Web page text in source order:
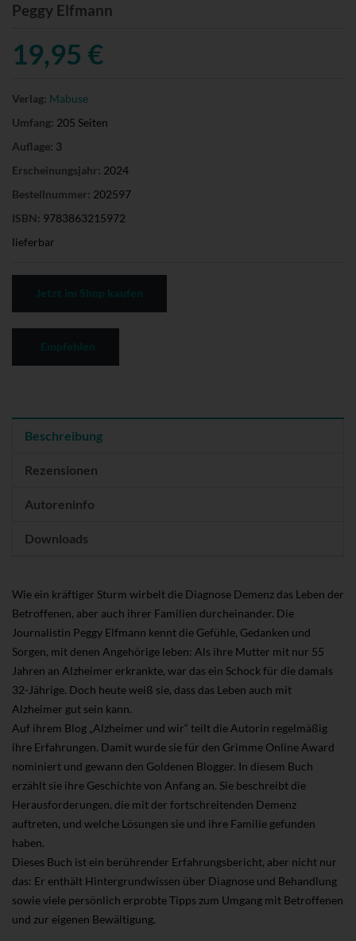
Peggy Elfmann
19,95 €
Verlag: Mabuse
Umfang: 205 Seiten
Auflage: 3
Erscheinungsjahr: 2024
Bestellnummer: 202597
ISBN: 9783863215972
lieferbar
Beschreibung
Rezensionen
Autoreninfo
Downloads
Wie ein kräftiger Sturm wirbelt die Diagnose Demenz das Leben der
Betroffenen, aber auch ihrer Familien durcheinander. Die
Journalistin Peggy Elfmann kennt die Gefühle, Gedanken und
Sorgen, mit denen Angehörige leben: Als ihre Mutter mit nur 55
Jahren an Alzheimer erkrankte, war das ein Schock für die damals
32-Jährige. Doch heute weiß sie, dass das Leben auch mit
Alzheimer gut sein kann.
Auf ihrem Blog „Alzheimer und wir“ teilt die Autorin regelmäßig
ihre Erfahrungen. Damit wurde sie für den Grimme Online Award
nominiert und gewann den Goldenen Blogger. In diesem Buch
erzählt sie ihre Geschichte von Anfang an. Sie beschreibt die
Herausforderungen, die mit der fortschreitenden Demenz
auftreten, und welche Lösungen sie und ihre Familie gefunden
haben.
Dieses Buch ist ein berührender Erfahrungsbericht, aber nicht nur
das: Er enthält Hintergrundwissen über Diagnose und Behandlung
sowie viele persönlich erprobte Tipps zum Umgang mit Betroffenen
und zur eigenen Bewältigung.